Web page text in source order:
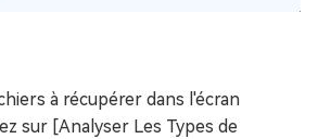
à récupérer dans l'écran
sur [Analyser Les Types de